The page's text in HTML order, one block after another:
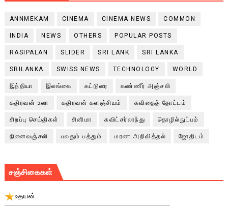
ANNMEKAM CINEMA CINEMA NEWS COMMON
INDIA NEWS OTHERS POPULAR POSTS
RASIPALAN SLIDER SRI LANK SRI LANKA
SRILANKA SWISS NEWS TECHNOLOGY WORLD
இந்தியா இலங்கை கட்டுரை கண்ணீர் அஞ்சலி
கதிரவன் உலா கதிரவன் களஞ்சியம் கவிதைத் தோட்டம்
சிறப்பு செய்திகள் சினிமா சுவிட்சர்லாந்து தொழில்நுட்பம்
நினைவஞ்சலி பலதும் பத்தும் மரண அறிவித்தல் ஜோதிடம்
சஞ்சிகைகள்
உதயன்